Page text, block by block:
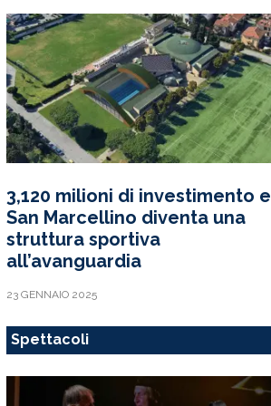
3,120 milioni di investimento e
San Marcellino diventa una
struttura sportiva
all’avanguardia
23 GENNAIO 2025
Spettacoli